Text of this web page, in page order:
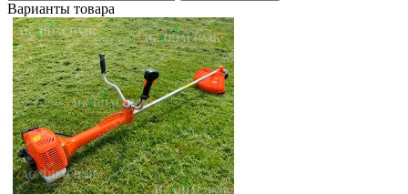
Варианты товара